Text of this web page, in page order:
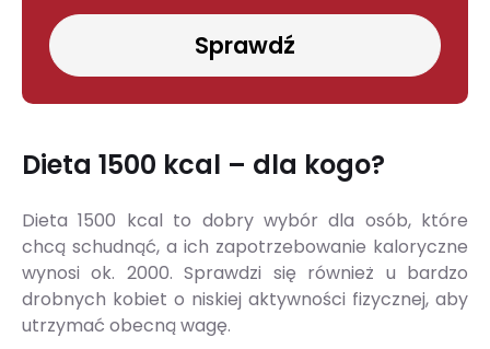
Sprawdź
Dieta 1500 kcal – dla kogo?
Dieta 1500 kcal to dobry wybór dla osób, które
chcą schudnąć, a ich zapotrzebowanie kaloryczne
wynosi ok. 2000. Sprawdzi się również u bardzo
drobnych kobiet o niskiej aktywności fizycznej, aby
utrzymać obecną wagę.